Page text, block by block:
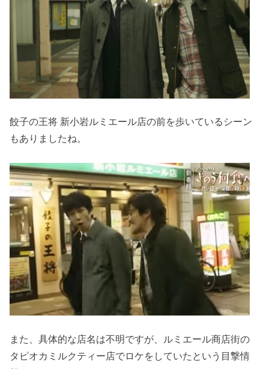
餃子の王将 新小岩ルミエール店の前を歩いているシーン
もありましたね。
また、具体的な店名は不明ですが、ルミエール商店街の
タピオカミルクティー店でロケをしていたという目撃情